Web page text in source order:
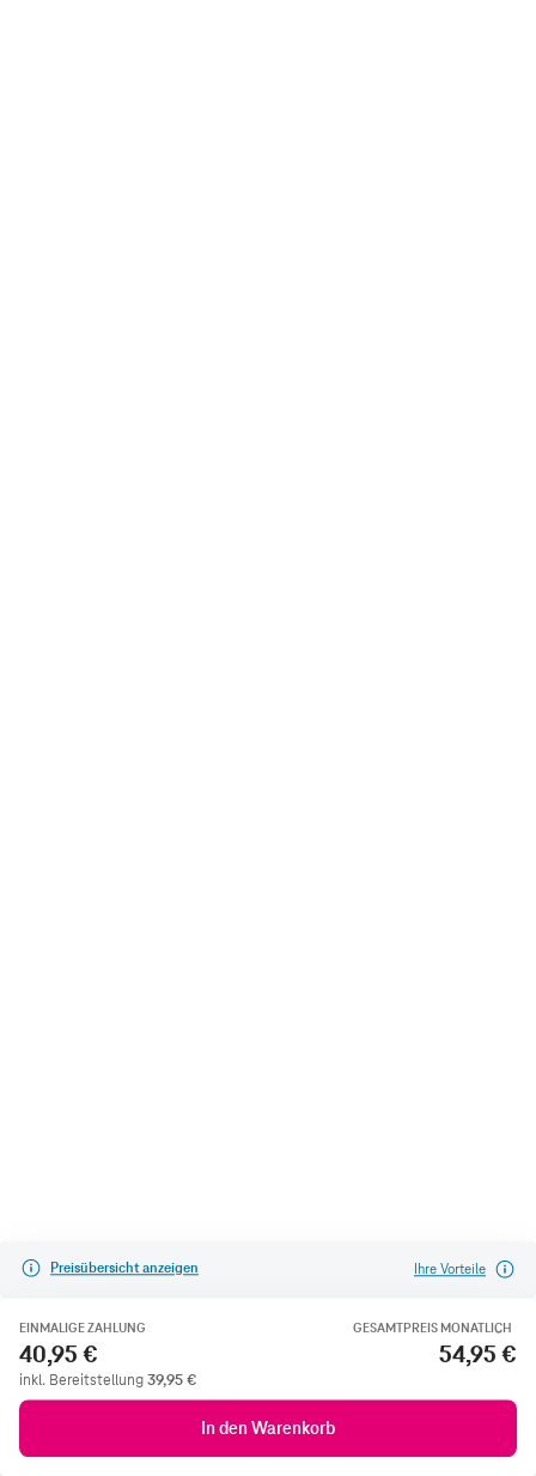
Preisübersicht anzeigen Ihre Vorteile
EINMALIGE ZAHLUNG
40,95 €
inkl. Bereitstellung39,95€
GESAMTPREIS MONATLICH
54,95 €
In den Warenkorb